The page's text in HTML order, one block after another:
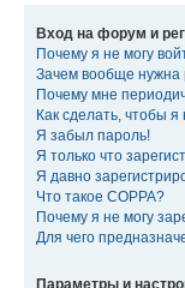
Вход на форум и
Почему я не могу
Зачем вообще нужна
Почему мне
Как сделать, чтобы
Я забыл пароль!
Я только что
Я давно
Что такое COPPA?
Почему я не могу
Для чего
Параметры и